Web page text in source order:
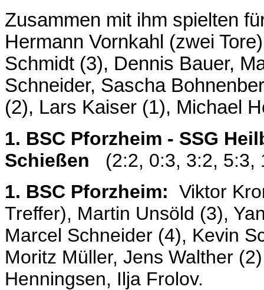
Zusammen mit ihm spielten
Hermann Vornkahl (zwei
Schmidt (3), Dennis Bauer,
Schneider, Sascha
(2), Lars Kaiser (1), Michael
1. BSC Pforzheim - SSG
Schießen (2:2, 0:3, 3:2, 5:3,
1. BSC Pforzheim: Viktor
Treffer), Martin Unsöld (3),
Marcel Schneider (4), Kevin
Moritz Müller, Jens Walther
Henningsen, Ilja Frolov.